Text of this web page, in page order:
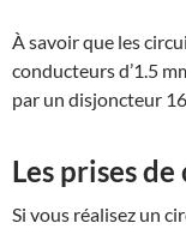
À savoir que les
conducteurs d’1.5
par un disjoncteur
Les prises
Si vous réalisez un